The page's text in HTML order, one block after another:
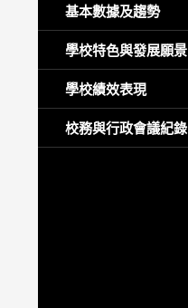
基本數據及趨勢
學校特色與發展願景
學校績效表現
校務與行政會議紀錄